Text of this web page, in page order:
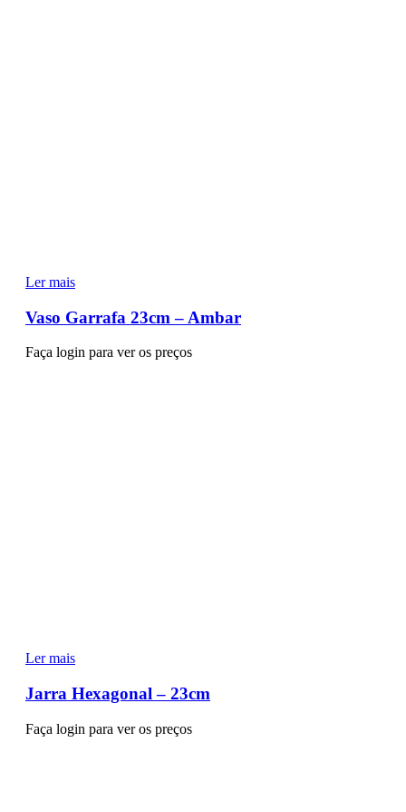
Ler mais
Vaso Garrafa 23cm – Ambar
Faça login para ver os preços
Ler mais
Jarra Hexagonal – 23cm
Faça login para ver os preços